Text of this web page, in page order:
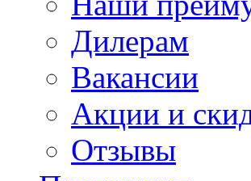
Дилерам
Вакансии
Акции и
Отзывы